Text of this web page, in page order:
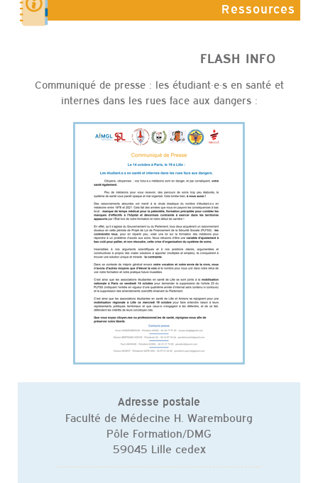
Ressources
FLASH INFO
Communiqué de presse : les étudiant·e·s en santé et
internes dans les rues face aux dangers :
Adresse postale
Faculté de Médecine H. Warembourg
Pôle Formation/DMG
59045 Lille cedex